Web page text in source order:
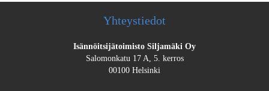
Yhteystiedot
Isännöitsijätoimisto Siljamäki Oy
Salomonkatu 17 A, 5. kerros
00100 Helsinki